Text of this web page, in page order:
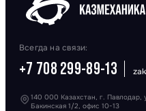
Всегда на связи:
+7 708 299-89-13
140 000 Казахстан, г. Павлодар,
Бакинская 1/2, офис 10-13